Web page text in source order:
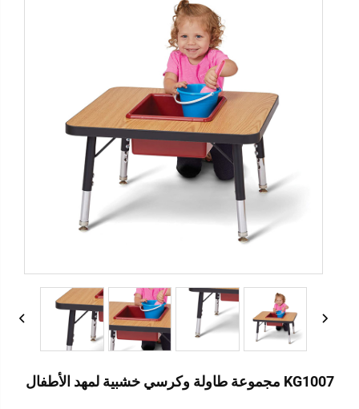
KG1007 مجموعة طاولة وكرسي خشبية لمهد الأطفال